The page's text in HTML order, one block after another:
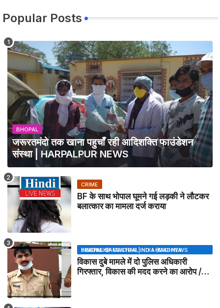
Popular Posts
BHOPAL
जरूरतमंदो तक खाना पहुचाँ रही आदिशक्ति फाउंडेशन
संस्था | HARPALPUR NEWS
CRIME
BF के साथ भोपाल घूमने गई लड़की ने लौटकर
बलात्कार का मामला दर्ज कराया
BHOPAL SAMACHAR | NO 1 HINDI NEWS PORTAL OF CENTRAL INDIA (MADHYA PRADESH)
विकास दुबे मामले में दो पुलिस अधिकारी
गिरफ्तार, विकास की मदद करने का आरोप /